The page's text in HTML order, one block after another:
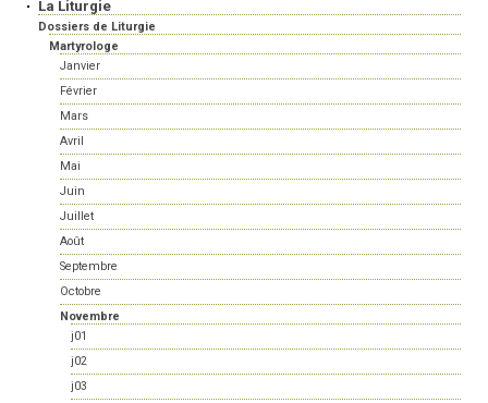
La Liturgie
Dossiers de Liturgie
Martyrologe
Janvier
Février
Mars
Avril
Mai
Juin
Juillet
Août
Septembre
Octobre
Novembre
j01
j02
j03